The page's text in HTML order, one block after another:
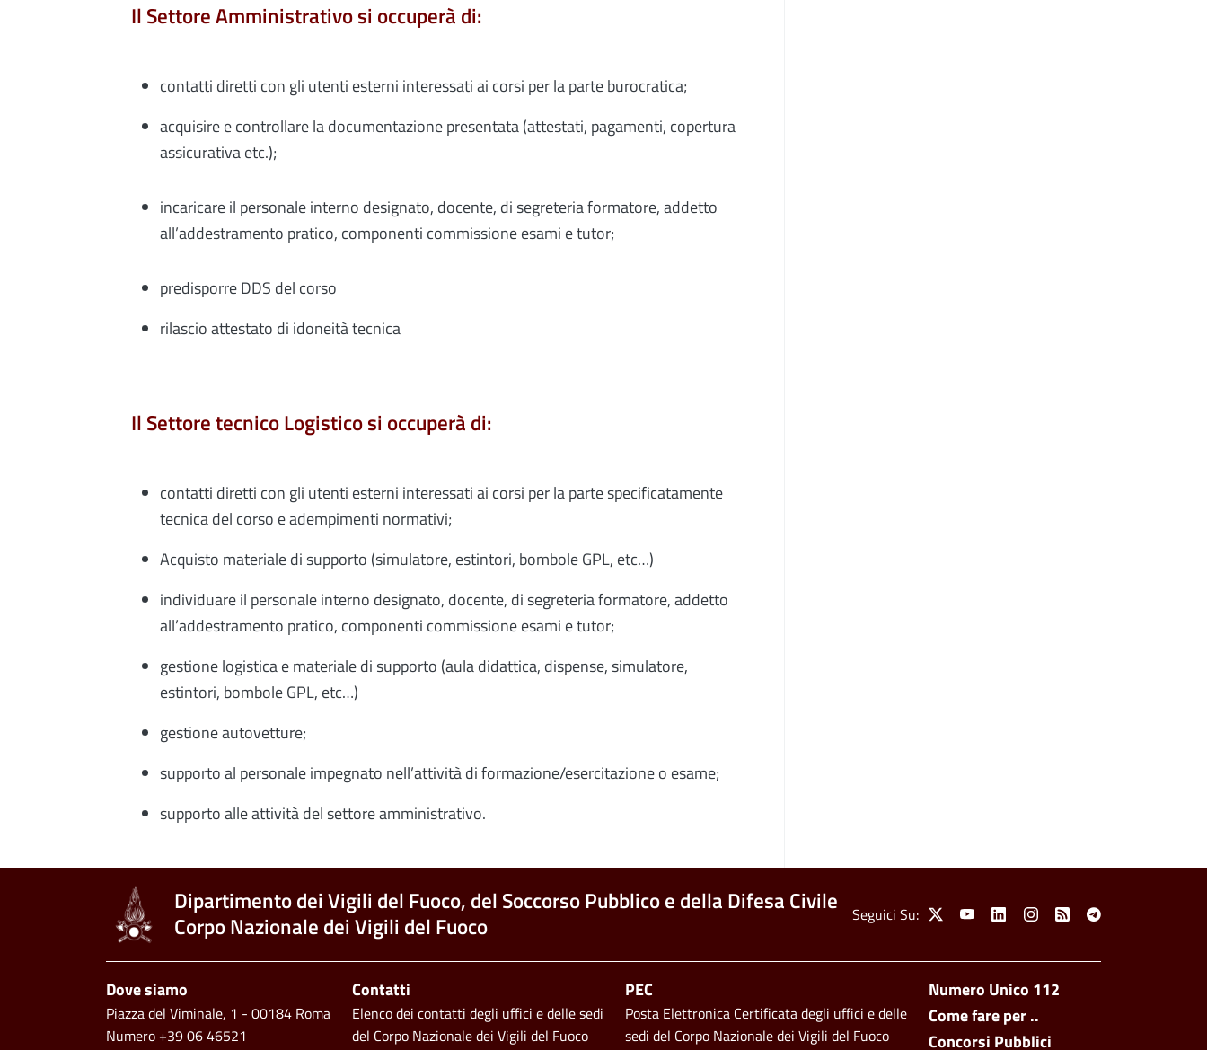
Il Settore Amministrativo si occuperà di:
contatti diretti con gli utenti esterni interessati ai corsi per la parte burocratica;
acquisire e controllare la documentazione presentata (attestati, pagamenti, copertura
assicurativa etc.);
incaricare il personale interno designato, docente, di segreteria formatore, addetto
all’addestramento pratico, componenti commissione esami e tutor;
predisporre DDS del corso
rilascio attestato di idoneità tecnica
Il Settore tecnico Logistico si occuperà di:
contatti diretti con gli utenti esterni interessati ai corsi per la parte specificatamente
tecnica del corso e adempimenti normativi;
Acquisto materiale di supporto (simulatore, estintori, bombole GPL, etc…)
individuare il personale interno designato, docente, di segreteria formatore, addetto
all’addestramento pratico, componenti commissione esami e tutor;
gestione logistica e materiale di supporto (aula didattica, dispense, simulatore,
estintori, bombole GPL, etc…)
gestione autovetture;
supporto al personale impegnato nell’attività di formazione/esercitazione o esame;
supporto alle attività del settore amministrativo.
Dipartimento dei Vigili del Fuoco, del Soccorso Pubblico e della Difesa Civile
Corpo Nazionale dei Vigili del Fuoco
Social Menu
Seguici Su: X YoutubeLinkedinInstagram
Feed Telegram
Footer side
Numero Unico 112
Come fare per ..
Concorsi Pubblici
Footer
Dove siamo
Piazza del Viminale, 1 - 00184 Roma
Numero +39 06 46521
Contatti
Elenco dei contatti degli uffici e delle sedi
del Corpo Nazionale dei Vigili del Fuoco
PEC
Posta Elettronica Certificata degli uffici e delle
sedi del Corpo Nazionale dei Vigili del Fuoco